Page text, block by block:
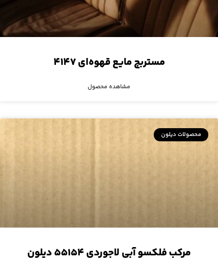
مستربچ مایع قهوه‌ای ۴۱۴۷
مشاهده محصول
محصولات دیلون
مرکب فلکسو آبی لاجوردی ۵۵۱۵۴ دیلون